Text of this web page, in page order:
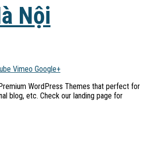
Nội
Vimeo Google+
WordPress Themes that perfect for
blog, etc. Check our landing page for